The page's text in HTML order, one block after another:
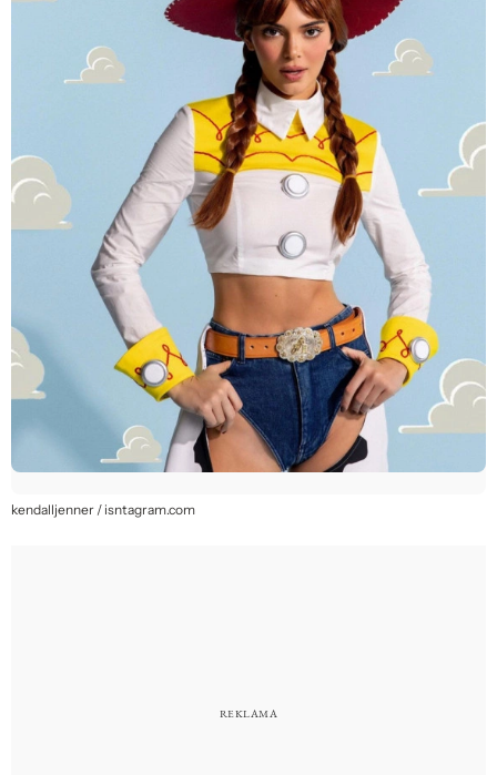
kendalljenner / isntagram.com